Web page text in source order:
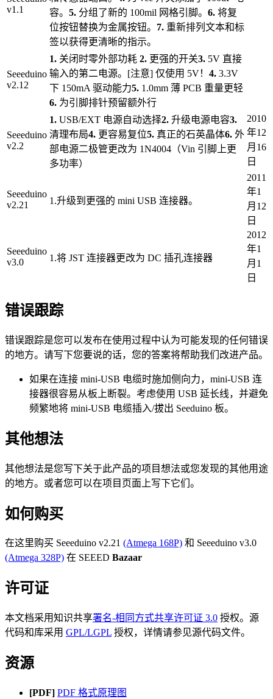
v1.1
容。 5. 分组了新的 100mil 网格引脚。 6. 将复
位按钮替换为金属按钮。 7. 重新排列文本和标
签以获得更清晰的指示。
Seeeduino
v2.12
1. 关闭时零外部功耗 2. 更强的开关3. 5V 直接
输入的第二电源。[注意] 仅使用 5V！ 4. 3.3V
下 150mA 驱动能力5. 1.0mm 薄 PCB 重量更轻
6. 为引脚排针预留额外行
Seeeduino
v2.2
1. USB/EXT 电源自动选择2. 升级电源电容3.
清理布局4. 更容易复位5. 真正的石英晶体6. 外
部电源二极管更改为 1N4004（Vin 引脚上更
多功率）
2010
年12
月16
日
Seeeduino
v2.21
1.升级到更强的 mini USB 连接器。
2011
年1
月12
日
Seeeduino
v3.0
1.将 JST 连接器更改为 DC 插孔连接器
2012
年1
月1
日
错误跟踪
错误跟踪是您可以发布在使用过程中认为可能发现的任何错误
的地方。请写下您要说的话，您的答案将帮助我们改进产品。
如果在连接 mini-USB 电缆时施加侧向力，mini-USB 连
接器很容易从板上断裂。考虑使用 USB 延长线，并避免
频繁地将 mini-USB 电缆插入/拔出 Seeduino 板。
其他想法
其他想法是您写下关于此产品的项目想法或您发现的其他用途
的地方。或者您可以在项目页面上写下它们。
如何购买
在这里购买 Seeeduino v2.21 (Atmega 168P) 和 Seeeduino v3.0
(Atmega 328P) 在 SEEED Bazaar
许可证
本文档采用知识共享署名-相同方式共享许可证 3.0 授权。源
代码和库采用 GPL/LGPL 授权，详情请参见源代码文件。
资源
[PDF] PDF 格式原理图